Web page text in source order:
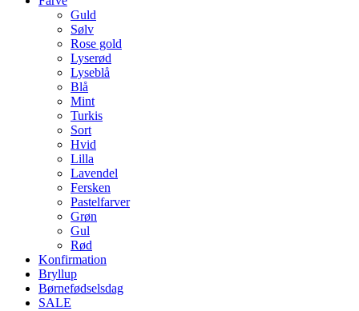
Guld
Sølv
Rose gold
Lyserød
Lyseblå
Blå
Mint
Turkis
Sort
Hvid
Lilla
Lavendel
Fersken
Pastelfarver
Grøn
Gul
Rød
Konfirmation
Bryllup
Børnefødselsdag
SALE